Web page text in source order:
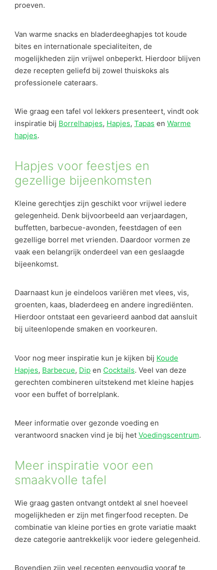
proeven.
Van warme snacks en bladerdeeghapjes tot koude
bites en internationale specialiteiten, de
mogelijkheden zijn vrijwel onbeperkt. Hierdoor blijven
deze recepten geliefd bij zowel thuiskoks als
professionele cateraars.
Wie graag een tafel vol lekkers presenteert, vindt ook
inspiratie bij Borrelhapjes, Hapjes, Tapas en Warme
hapjes.
Hapjes voor feestjes en
gezellige bijeenkomsten
Kleine gerechtjes zijn geschikt voor vrijwel iedere
gelegenheid. Denk bijvoorbeeld aan verjaardagen,
buffetten, barbecue-avonden, feestdagen of een
gezellige borrel met vrienden. Daardoor vormen ze
vaak een belangrijk onderdeel van een geslaagde
bijeenkomst.
Daarnaast kun je eindeloos variëren met vlees, vis,
groenten, kaas, bladerdeeg en andere ingrediënten.
Hierdoor ontstaat een gevarieerd aanbod dat aansluit
bij uiteenlopende smaken en voorkeuren.
Voor nog meer inspiratie kun je kijken bij Koude
Hapjes, Barbecue, Dip en Cocktails. Veel van deze
gerechten combineren uitstekend met kleine hapjes
voor een buffet of borrelplank.
Meer informatie over gezonde voeding en
verantwoord snacken vind je bij het Voedingscentrum.
Meer inspiratie voor een
smaakvolle tafel
Wie graag gasten ontvangt ontdekt al snel hoeveel
mogelijkheden er zijn met fingerfood recepten. De
combinatie van kleine porties en grote variatie maakt
deze categorie aantrekkelijk voor iedere gelegenheid.
Bovendien zijn veel recepten eenvoudig vooraf te